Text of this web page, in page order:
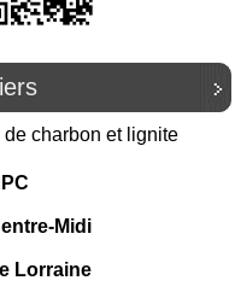
de charbon et lignite
Midi
Lorraine